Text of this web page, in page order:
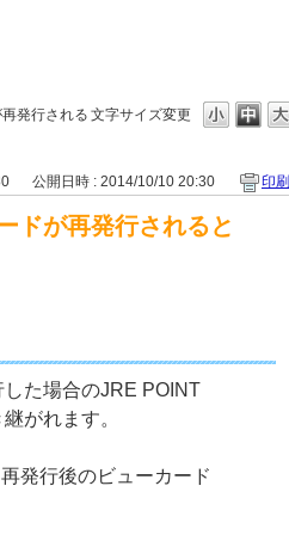
文字サイズ変更
発行される
公開日時 : 2014/10/10 20:30 印刷
ドが再発行されると
た場合のJRE POINT
がれます。
発行後のビューカード